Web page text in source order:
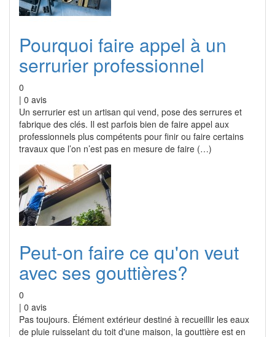
Pourquoi faire appel à un
serrurier professionnel
0
| 0 avis
Un serrurier est un artisan qui vend, pose des serrures et
fabrique des clés. Il est parfois bien de faire appel aux
professionnels plus compétents pour finir ou faire certains
travaux que l’on n’est pas en mesure de faire (…)
Peut-on faire ce qu'on veut
avec ses gouttières?
0
| 0 avis
Pas toujours. Élément extérieur destiné à recueillir les eaux
de pluie ruisselant du toit d'une maison, la gouttière est en